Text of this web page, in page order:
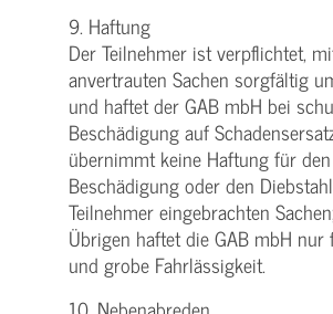
9. Haftung
Der Teilnehmer ist verpflichtet,
anvertrauten Sachen sorgfältig
und haftet der GAB mbH bei
Beschädigung auf
übernimmt keine Haftung für
Beschädigung oder den
Teilnehmer eingebrachten
Übrigen haftet die GAB mbH nur
und grobe Fahrlässigkeit.